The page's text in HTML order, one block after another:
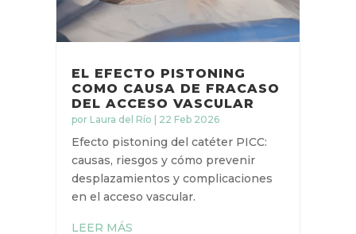
EL EFECTO PISTONING
COMO CAUSA DE
FRACASO DEL ACCESO
VASCULAR
por Laura del Río | 22 Feb 2026
Efecto pistoning del catéter PICC:
causas, riesgos y cómo prevenir
desplazamientos y complicaciones